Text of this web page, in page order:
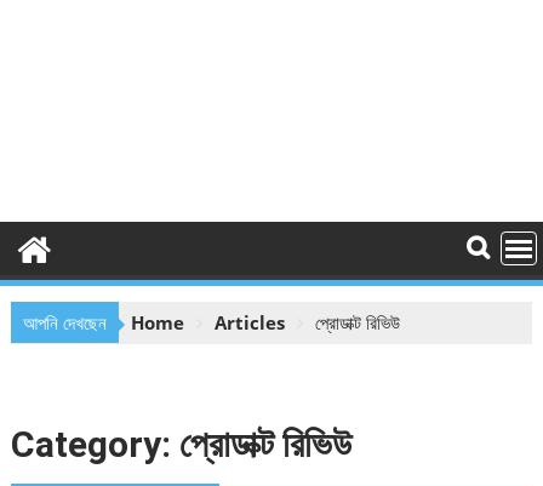
আপনি দেখছেন Home Articles প্রোডাক্ট রিভিউ
Category: প্রোডাক্ট রিভিউ